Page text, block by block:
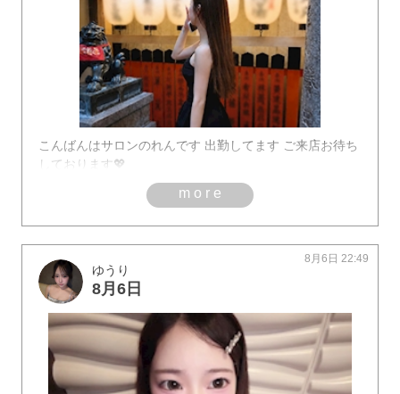
こんばんはサロンのれんです 出勤してます ご来店お待ち
しております💖
more
ゆうり
8月6日
8月6日 22:49